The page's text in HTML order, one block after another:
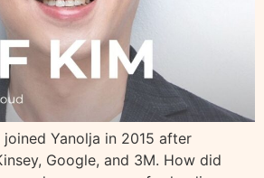
joined Yanolja in 2015 after
Google, and 3M. How did